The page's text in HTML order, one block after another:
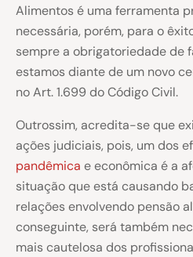
Alimentos é uma ferramenta
necessária, porém, para o
sempre a obrigatoriedade de
estamos diante de um novo
no Art. 1.699 do Código Civil.
Outrossim, acredita-se que
ações judiciais, pois, um dos
pandêmica e econômica é a
situação que está causando
relações envolvendo pensão
conseguinte, será também
mais cautelosa dos